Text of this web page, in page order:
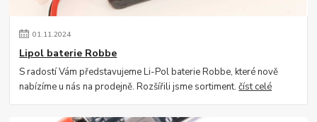
01.11.2024
Lipol baterie Robbe
S radostí Vám představujeme Li-Pol baterie Robbe, které nově
nabízíme u nás na prodejně. Rozšířili jsme sortiment.číst celé